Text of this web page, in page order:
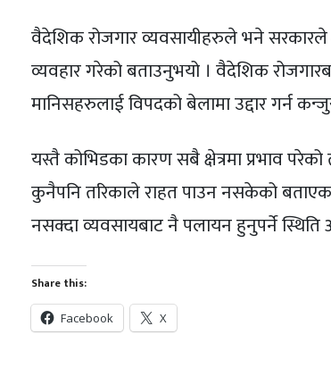
वैदेशिक रोजगार व्यवसायीहरुले भने सरकारले
व्यवहार गरेको बताउनुभयो । वैदेशिक
मानिसहरुलाई विपदको बेलामा उद्दार गर्न
यस्तै कोभिडका कारण सबै क्षेत्रमा प्रभाव
कुनैपनि तरिकाले राहत पाउन नसकेको
नसक्दा व्यवसायबाट नै पलायन हुनुपर्ने
Share this:
Facebook X